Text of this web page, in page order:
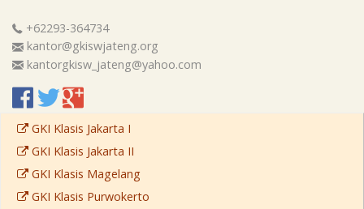
+62293-364734
kantor@gkiswjateng.org
kantorgkisw_jateng@yahoo.com
GKI Klasis Jakarta I
GKI Klasis Jakarta II
GKI Klasis Magelang
GKI Klasis Purwokerto